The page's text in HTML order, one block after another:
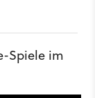
Spiele im